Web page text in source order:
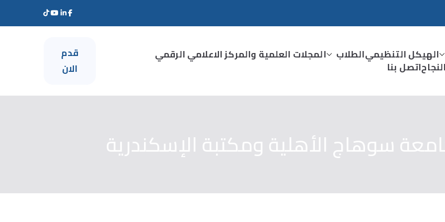
الهيكل التنظيميالطلاب المجلات العلمية والمركز الاعلامي الرقمي
اتصل بنا
قدم
الان
سوهاج الأهلية ومكتبة الإسكندرية